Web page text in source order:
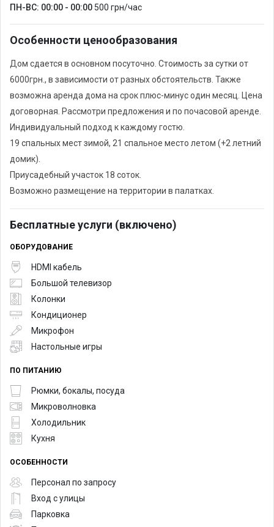
ПН-ВС: 00:00 - 00:00 500 грн/час
Особенности ценообразования
Дом сдается в основном посуточно. Стоимость за сутки от
6000грн., в зависимости от разных обстоятельств. Также
возможна аренда дома на срок плюс-минус один месяц. Цена
договорная. Рассмотри предложения и по почасовой аренде.
Индивидуальный подход к каждому гостю.
19 спальных мест зимой, 21 спальное место летом (+2 летний
домик).
Приусадебный участок 18 соток.
Возможно размещение на территории в палатках.
Бесплатные услуги (включено)
ОБОРУДОВАНИЕ
HDMI кабель
Большой телевизор
Колонки
Кондиционер
Микрофон
Настольные игры
ПО ПИТАНИЮ
Рюмки, бокалы, посуда
Микроволновка
Холодильник
Кухня
ОСОБЕННОСТИ
Персонал по запросу
Вход с улицы
Парковка